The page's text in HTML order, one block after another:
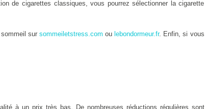
de cigarettes classiques, vous pourrez sélectionner la cigarette
sommeil sursommeiletstress.com ou lebondormeur.fr. Enfin, si vous
à un prix très bas. De nombreuses réductions régulières sont